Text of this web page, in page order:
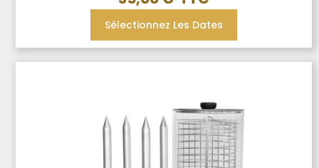
Sélectionnez Les Dates